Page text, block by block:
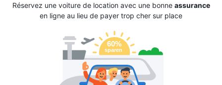
Réservez une voiture de location avec une bonne assurance
en ligne au lieu de payer trop cher sur place